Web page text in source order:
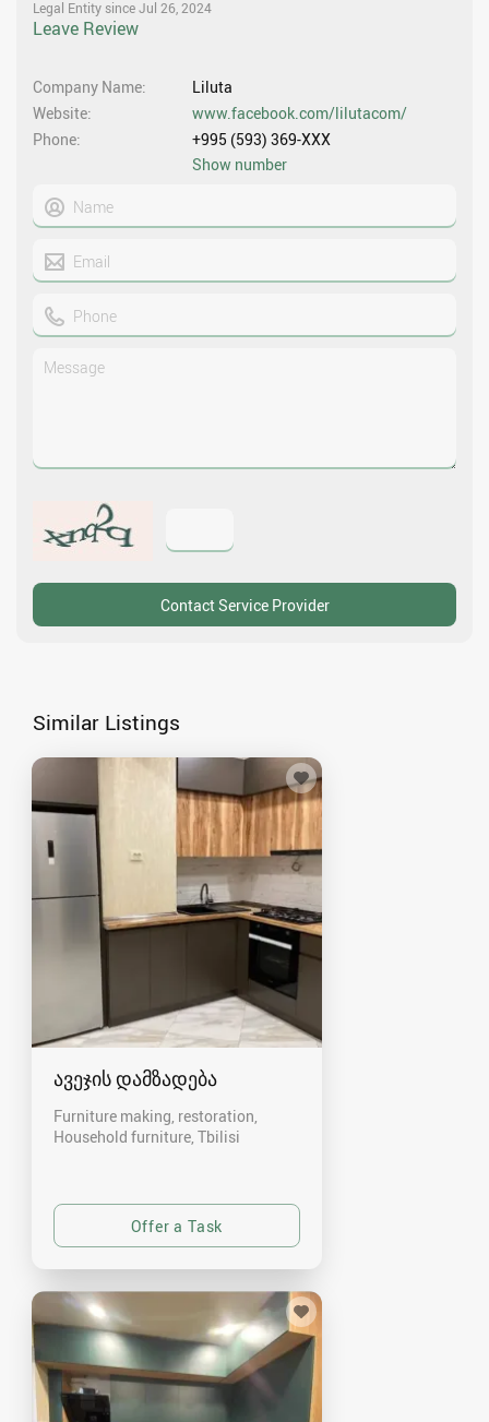
Legal Entity since Jul 26, 2024
Leave Review
Company Name
Liluta
Website
www.facebook.com/lilutacom/
Phone
+995 (593) 369-XXX
Show number
Similar Listings
ავეჯის დამზადება
Furniture making, restoration,
Household furniture Tbilisi